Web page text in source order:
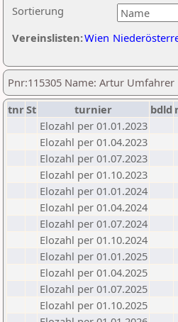
Sortierung
Vereinslisten:Wien
Pnr:115305 Name: Artur Umfahrer
tnrSt turnier bdld
Elozahl per 01.01.2023
Elozahl per 01.04.2023
Elozahl per 01.07.2023
Elozahl per 01.10.2023
Elozahl per 01.01.2024
Elozahl per 01.04.2024
Elozahl per 01.07.2024
Elozahl per 01.10.2024
Elozahl per 01.01.2025
Elozahl per 01.04.2025
Elozahl per 01.07.2025
Elozahl per 01.10.2025